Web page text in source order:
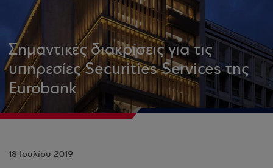
Σημαντικές διακρίσεις για τις
υπηρεσίες Securities Services της
Eurobank
18 Ιουλίου 2019